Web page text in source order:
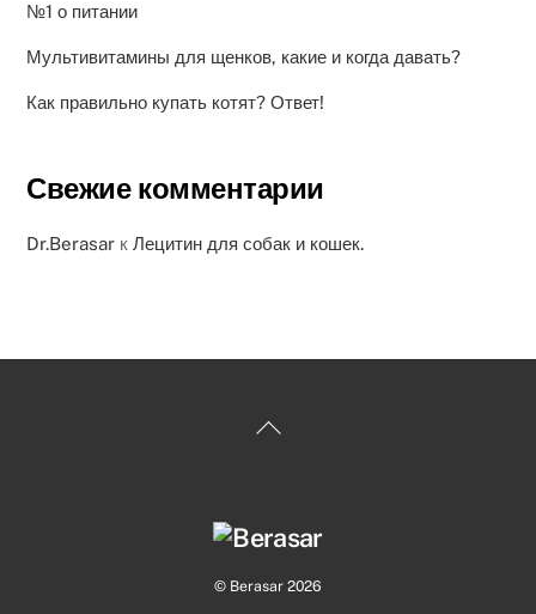
№1 о питании
Мультивитамины для щенков, какие и когда давать?
Как правильно купать котят? Ответ!
Свежие комментарии
Dr.Berasar кЛецитин для собак и кошек.
Back
© Berasar 2026